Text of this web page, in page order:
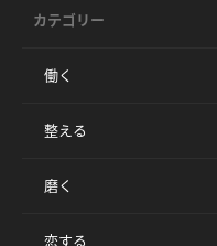
カテゴリー
働く
整える
磨く
恋する